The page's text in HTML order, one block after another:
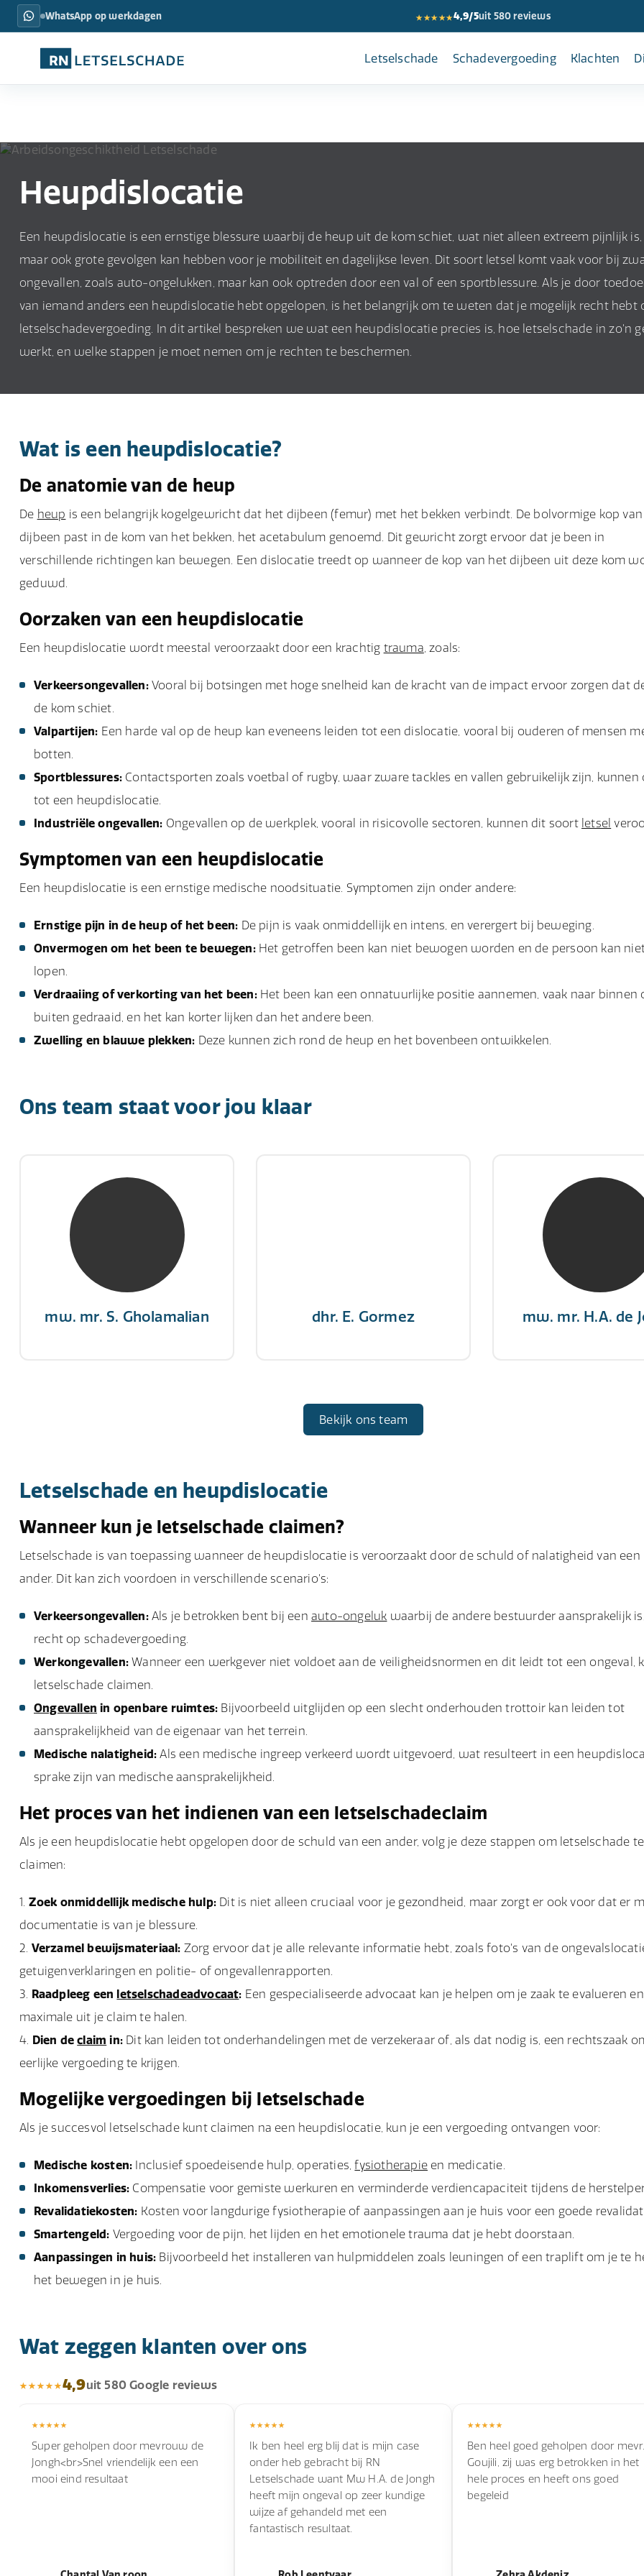
WhatsApp op werkdagen ★★★★★4,9/5uit 580 reviews
Letselschade Schadevergoeding Klachten
Heupdislocatie
Een heupdislocatie is een ernstige blessure waarbij de heup uit de kom schiet, wat niet alleen extreem pijnlijk is,
maar ook grote gevolgen kan hebben voor je mobiliteit en dagelijkse leven. Dit soort letsel komt vaak voor bij
ongevallen, zoals auto-ongelukken, maar kan ook optreden door een val of een sportblessure. Als je door
van iemand anders een heupdislocatie hebt opgelopen, is het belangrijk om te weten dat je mogelijk recht hebt
letselschadevergoeding. In dit artikel bespreken we wat een heupdislocatie precies is, hoe letselschade in zo'n
werkt, en welke stappen je moet nemen om je rechten te beschermen.
Wat is een heupdislocatie?
De anatomie van de heup
De heup is een belangrijk kogelgewricht dat het dijbeen (femur) met het bekken verbindt. De bolvormige kop
dijbeen past in de kom van het bekken, het acetabulum genoemd. Dit gewricht zorgt ervoor dat je been in
verschillende richtingen kan bewegen. Een dislocatie treedt op wanneer de kop van het dijbeen uit deze kom
geduwd.
Oorzaken van een heupdislocatie
Een heupdislocatie wordt meestal veroorzaakt door een krachtig trauma, zoals:
Verkeersongevallen:Vooral bij botsingen met hoge snelheid kan de kracht van de impact ervoor zorgen dat
de kom schiet.
Valpartijen: Een harde val op de heup kan eveneens leiden tot een dislocatie, vooral bij ouderen of mensen
botten.
Sportblessures: Contactsporten zoals voetbal of rugby, waar zware tackles en vallen gebruikelijk zijn, kunnen
tot een heupdislocatie.
Industriële ongevallen: Ongevallen op de werkplek, vooral in risicovolle sectoren, kunnen dit soort letsel
Symptomen van een heupdislocatie
Een heupdislocatie is een ernstige medische noodsituatie. Symptomen zijn onder andere:
Ernstige pijn in de heup of het been: De pijn is vaak onmiddellijk en intens, en verergert bij beweging.
Onvermogen om het been te bewegen:Het getroffen been kan niet bewogen worden en de persoon kan
lopen.
Verdraaiing of verkorting van het been:Het been kan een onnatuurlijke positie aannemen, vaak naar binnen
buiten gedraaid, en het kan korter lijken dan het andere been.
Zwelling en blauwe plekken: Deze kunnen zich rond de heup en het bovenbeen ontwikkelen.
Ons team staat voor jou klaar
mw. mr. S. Gholamalian
mw. mr. S. Gholamalian
NIVRE Register-Expert
“Als je de richting van de wind
niet kunt veranderen, verander
dan de stand van je zeilen.”
dhr. E. Gormez mw. mr. H.A. de
mw. mr. H.A. de
NIVRE Register-
"There is no elevator to
you need to take the
Bekijk ons team
Letselschade en heupdislocatie
Wanneer kun je letselschade claimen?
Letselschade is van toepassing wanneer de heupdislocatie is veroorzaakt door de schuld of nalatigheid van een
ander. Dit kan zich voordoen in verschillende scenario's:
Verkeersongevallen:Als je betrokken bent bij eenauto-ongeluk waarbij de andere bestuurder aansprakelijk
recht op schadevergoeding.
Werkongevallen: Wanneer een werkgever niet voldoet aan de veiligheidsnormen en dit leidt tot een ongeval,
letselschade claimen.
Ongevallen in openbare ruimtes: Bijvoorbeeld uitglijden op een slecht onderhouden trottoir kan leiden tot
aansprakelijkheid van de eigenaar van het terrein.
Medische nalatigheid: Als een medische ingreep verkeerd wordt uitgevoerd, wat resulteert in een
sprake zijn van medische aansprakelijkheid.
Het proces van het indienen van een letselschadeclaim
Als je een heupdislocatie hebt opgelopen door de schuld van een ander, volg je deze stappen om letselschade te
claimen:
Zoek onmiddellijk medische hulp: Dit is niet alleen cruciaal voor je gezondheid, maar zorgt er ook voor dat er
documentatie is van je blessure.
Verzamel bewijsmateriaal: Zorg ervoor dat je alle relevante informatie hebt, zoals foto's van de
getuigenverklaringen en politie- of ongevallenrapporten.
Raadpleeg een letselschadeadvocaat: Een gespecialiseerde advocaat kan je helpen om je zaak te evalueren
maximale uit je claim te halen.
Dien declaim in: Dit kan leiden tot onderhandelingen met de verzekeraar of, als dat nodig is, een rechtszaak
eerlijke vergoeding te krijgen.
Mogelijke vergoedingen bij letselschade
Als je succesvol letselschade kunt claimen na een heupdislocatie, kun je een vergoeding ontvangen voor:
Medische kosten: Inclusief spoedeisende hulp, operaties,fysiotherapie en medicatie.
Inkomensverlies: Compensatie voor gemiste werkuren en verminderde verdiencapaciteit tijdens de
Revalidatiekosten: Kosten voor langdurige fysiotherapie of aanpassingen aan je huis voor een goede
Smartengeld: Vergoeding voor de pijn, het lijden en het emotionele trauma dat je hebt doorstaan.
Aanpassingen in huis: Bijvoorbeeld het installeren van hulpmiddelen zoals leuningen of een traplift om je te
het bewegen in je huis.
Wat zeggen klanten over ons
4,9uit 580 Google reviews
Super geholpen door mevrouw de
Jongh<br>Snel vriendelijk een een
mooi eind resultaat
Ik ben heel erg blij dat is mijn case
onder heb gebracht bij RN
Letselschade want Mw H.A. de Jongh
heeft mijn ongeval op zeer kundige
wijze af gehandeld met een
fantastisch resultaat.
Ben heel goed geholpen door mevr.
Goujili, zij was erg betrokken in het
hele proces en heeft ons goed
begeleid